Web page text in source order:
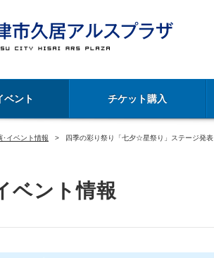
ベント チケット購入
･イベント情報 四季の彩り祭り「七夕☆星祭り」ステージ発表
ベント情報